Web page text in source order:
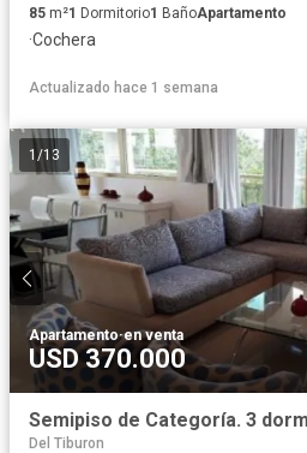
85 m²1 Dormitorio1 BañoApartamento
·Cochera
Actualizado hace 1 semana
1 /13
Apartamento·en venta
USD 370.000
Del Tiburon